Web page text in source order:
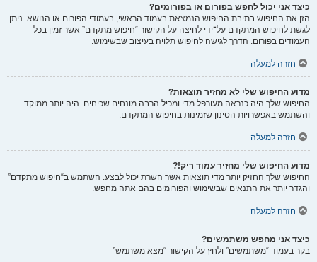
כיצד אני יכול לחפש בפורום או בפורומים?
הזן את החיפוש בתיבת החיפוש הנמצאת בעמוד הראשי, בעמודי הפורום או הנושא. ניתן
לגשת לחיפוש המתקדם על־ידי לחיצה על הקישור “חיפוש מתקדם” אשר זמין בכל
העמודים בפורום. הדרך לגישה לחיפוש תלויה בעיצוב שבשימוש.
חזרה למעלה
מדוע החיפוש שלי לא מחזיר תוצאות?
החיפוש שלך היה כנראה מעורפל מדי ומכיל הרבה מונחים שכיחים. היה יותר ממוקד
והשתמש באפשרויות הסינון שזמינות בחיפוש המתקדם.
חזרה למעלה
מדוע החיפוש שלי מחזיר עמוד ריק!?
החיפוש שלך החזיק יותר מדי תוצאות אשר השרת יכול לבצע. השתמש ב“חיפוש מתקדם”
והגדר יותר את התנאים שבשימוש והפורומים בהם אתה מחפש.
חזרה למעלה
כיצד אני מחפש משתמשים?
בקר בעמוד “משתמשים” ולחץ על הקישור “מצא משתמש”